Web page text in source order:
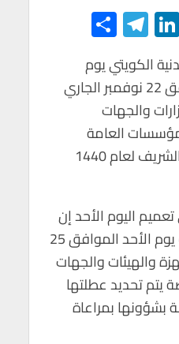
W
Li
n
ke
dI
n
Te
le
gr
a
m
h
ar
e
الكويتي يوم
الخميس المقبل الموافق 22 نوفمبر الجاري
والجهات
العامة
بمناسبة المولد النبوي الشريف لعام 1440
اليوم الأحد إن
الدوام الرسمي يستأنف يوم الأحد الموافق 25
والهيئات والجهات
يتم تحديد عطلتها
بشؤونها بمراعاة